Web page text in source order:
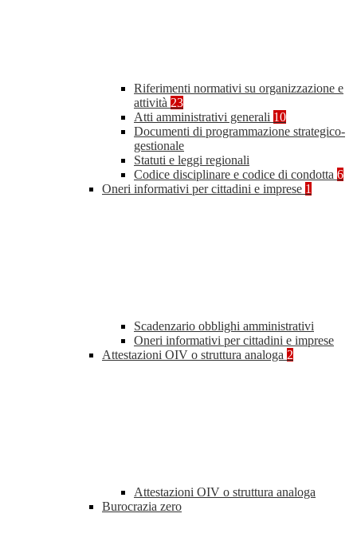
Riferimenti normativi su organizzazione e
attività 23
Atti amministrativi generali 10
Documenti di programmazione strategico-
gestionale
Statuti e leggi regionali
Codice disciplinare e codice di condotta 6
Oneri informativi per cittadini e imprese 1
Scadenzario obblighi amministrativi
Oneri informativi per cittadini e imprese
Attestazioni OIV o struttura analoga 2
Attestazioni OIV o struttura analoga
Burocrazia zero